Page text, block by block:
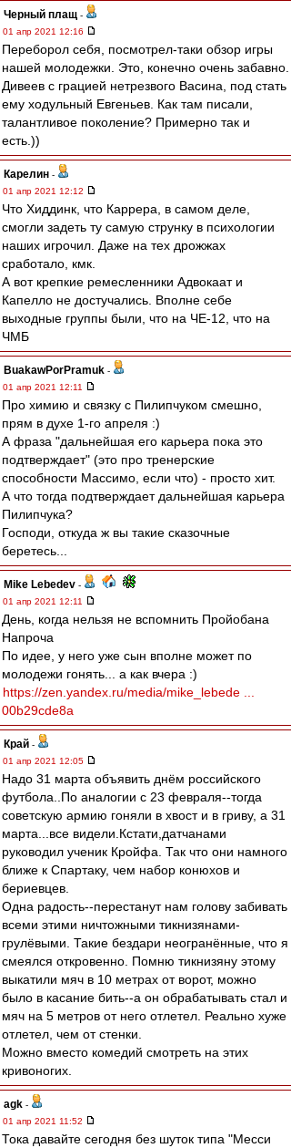
Черный плащ -
01 апр 2021 12:16
Переборол себя, посмотрел-таки обзор игры
нашей молодежки. Это, конечно очень забавно.
Дивеев с грацией нетрезвого Васина, под стать
ему ходульный Евгеньев. Как там писали,
талантливое поколение? Примерно так и
есть.))
Карелин -
01 апр 2021 12:12
Что Хиддинк, что Каррера, в самом деле,
смогли задеть ту самую струнку в психологии
наших игрочил. Даже на тех дрожжах
сработало, кмк.
А вот крепкие ремесленники Адвокаат и
Капелло не достучались. Вполне себе
выходные группы были, что на ЧЕ-12, что на
ЧМБ
BuakawPorPramuk -
01 апр 2021 12:11
Про химию и связку с Пилипчуком смешно,
прям в духе 1-го апреля :)
А фраза "дальнейшая его карьера пока это
подтверждает" (это про тренерские
способности Массимо, если что) - просто хит.
А что тогда подтверждает дальнейшая карьера
Пилипчука?
Господи, откуда ж вы такие сказочные
беретесь...
Mike Lebedev -
01 апр 2021 12:11
День, когда нельзя не вспомнить Пройобана
Напроча
По идее, у него уже сын вполне может по
молодежи гонять... а как вчера :)
https://zen.yandex.ru/media/mike_lebede ...
00b29cde8a
Край -
01 апр 2021 12:05
Надо 31 марта объявить днём российского
футбола..По аналогии с 23 февраля--тогда
советскую армию гоняли в хвост и в гриву, а 31
марта...все видели.Кстати,датчанами
руководил ученик Кройфа. Так что они намного
ближе к Спартаку, чем набор конюхов и
бериевцев.
Одна радость--перестанут нам голову забивать
всеми этими ничтожными тикнизянами-
грулёвыми. Такие бездари неогранённые, что я
смеялся откровенно. Помню тикнизяну этому
выкатили мяч в 10 метрах от ворот, можно
было в касание бить--а он обрабатывать стал и
мяч на 5 метров от него отлетел. Реально хуже
отлетел, чем от стенки.
Можно вместо комедий смотреть на этих
кривоногих.
agk -
01 апр 2021 11:52
Тока давайте сегодня без шуток типа "Месси